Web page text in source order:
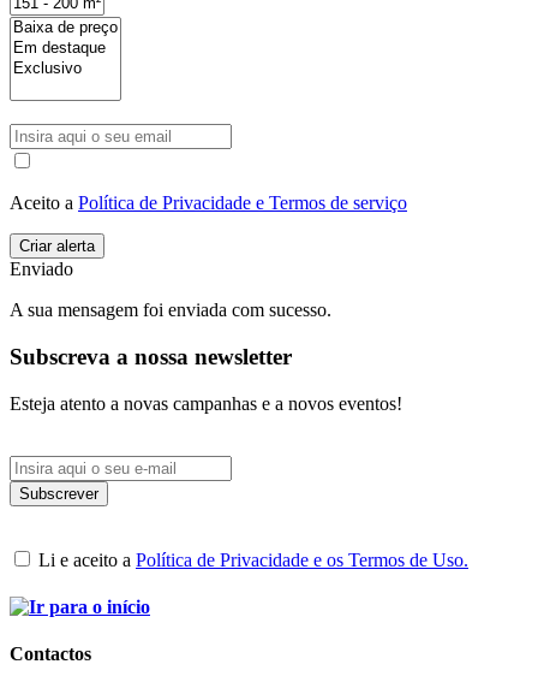
Aceito a Política de Privacidade e Termos de serviço
Enviado
A sua mensagem foi enviada com sucesso.
Subscreva a nossa newsletter
Esteja atento a novas campanhas e a novos eventos!
Li e aceito a Política de Privacidade e os Termos de Uso.
Contactos